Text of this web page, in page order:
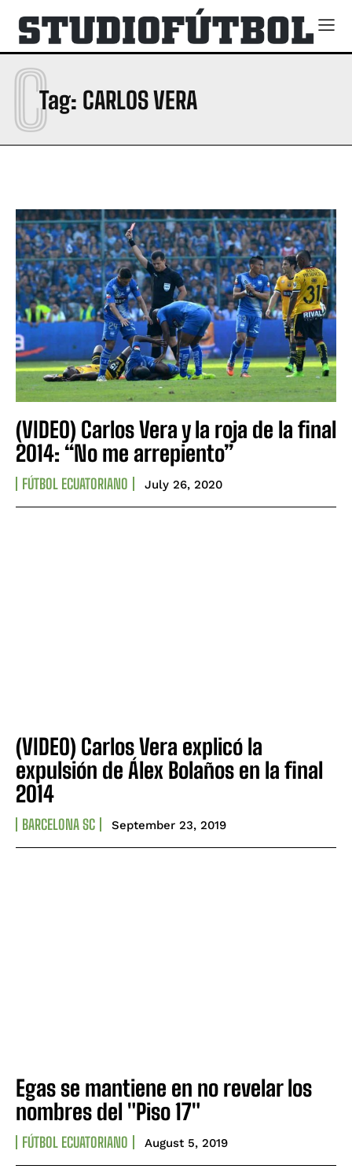
Tag: CARLOS VERA
C
(VIDEO) Carlos Vera y la roja de la final
2014: “No me arrepiento”
FÚTBOL ECUATORIANO July 26, 2020
(VIDEO) Carlos Vera explicó la
expulsión de Álex Bolaños en la final
2014
BARCELONA SC September 23, 2019
Egas se mantiene en no revelar los
nombres del "Piso 17"
FÚTBOL ECUATORIANO August 5, 2019